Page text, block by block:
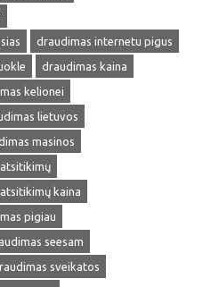
draudimas internetu pigus
draudimas kaina
kelionei
lietuvos
masinos
kaina
pigiau
seesam
sveikatos